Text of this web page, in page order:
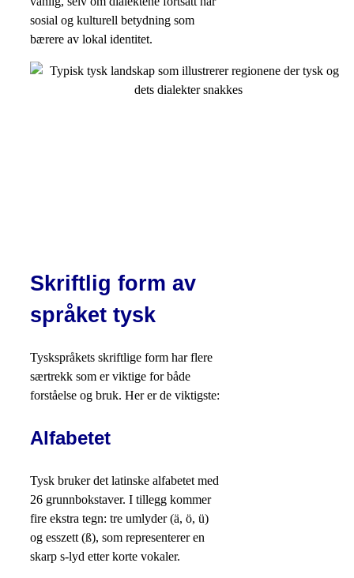
sosial og kulturell betydning som
bærere av lokal identitet.
Skriftlig form av
språket tysk
Tyskspråkets skriftlige form har flere
særtrekk som er viktige for både
forståelse og bruk. Her er de viktigste:
Alfabetet
Tysk bruker det latinske alfabetet med
26 grunnbokstaver. I tillegg kommer
fire ekstra tegn: tre umlyder (ä, ö, ü)
og esszett (ß), som representerer en
skarp s-lyd etter korte vokaler.